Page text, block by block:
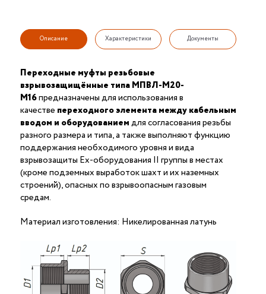
Описание Характеристики Документы
Переходные муфты резьбовые
взрывозащищённые типа МПВЛ-М20-
М16предназначены для использования в
качестве переходного элемента между кабельным
вводом и оборудованиемдля согласования резьбы
разного размера и типа, а также выполняют функцию
поддержания необходимого уровня и вида
взрывозащиты Ex-оборудования II группы в местах
(кроме подземных выработок шахт и их наземных
строений), опасных по взрывоопасным газовым
средам.
Материал изготовления: Никелированная латунь